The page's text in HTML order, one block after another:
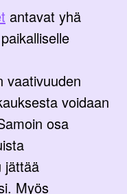
antavat yhä
vaativuuden
voidaan
osa
jättää
Myös